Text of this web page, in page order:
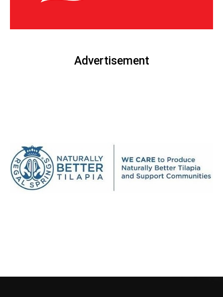
Advertisement